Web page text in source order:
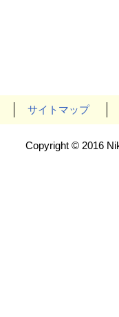
サイトマップ
Copyright © 2016